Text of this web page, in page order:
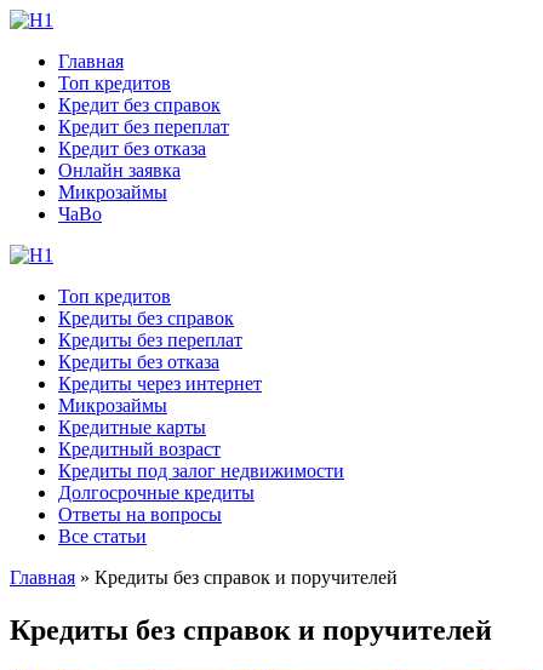
Главная
Топ кредитов
Кредит без справок
Кредит без переплат
Кредит без отказа
Онлайн заявка
Микрозаймы
ЧаВо
Топ кредитов
Кредиты без справок
Кредиты без переплат
Кредиты без отказа
Кредиты через интернет
Микрозаймы
Кредитные карты
Кредитный возраст
Кредиты под залог недвижимости
Долгосрочные кредиты
Ответы на вопросы
Все статьи
Главная » Кредиты без справок и поручителей
Кредиты без справок и поручителей